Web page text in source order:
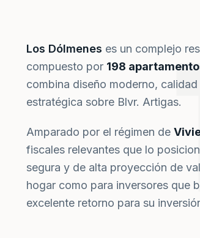
Los Dólmenes es un complejo
compuesto por 198
combina diseño moderno,
estratégica sobre Blvr. Artigas.
Amparado por el régimen de
fiscales relevantes que lo
segura y de alta proyección de
hogar como para inversores que
excelente retorno para su